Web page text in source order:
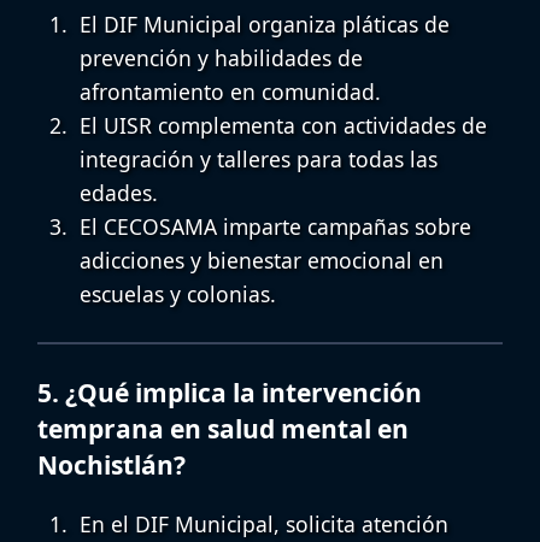
El DIF Municipal organiza pláticas de
prevención y habilidades de
afrontamiento en comunidad.
El UISR complementa con actividades de
integración y talleres para todas las
edades.
El CECOSAMA imparte campañas sobre
adicciones y bienestar emocional en
escuelas y colonias.
5. ¿Qué implica la intervención
temprana en salud mental en
Nochistlán?
En el DIF Municipal, solicita atención